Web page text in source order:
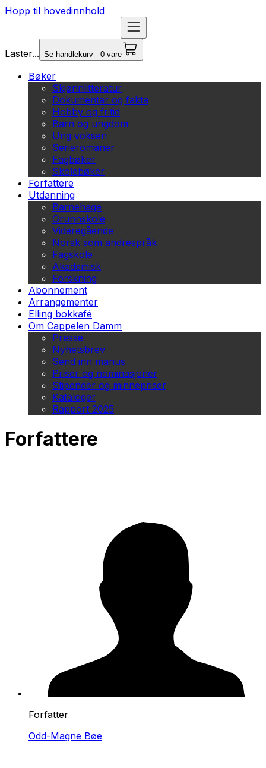
Hopp til hovedinnhold
Laster... Se handlekurv - 0 vare
Bøker
Skjønnlitteratur
Dokumentar og fakta
Hobby og fritid
Barn og ungdom
Ung voksen
Serieromaner
Fagbøker
Skolebøker
Forfattere
Utdanning
Barnehage
Grunnskole
Videregående
Norsk som andrespråk
Fagskole
Akademisk
Forskning
Abonnement
Arrangementer
Elling bokkafé
Om Cappelen Damm
Presse
Nyhetsbrev
Send inn manus
Priser og nominasjoner
Stipender og minnepriser
Kataloger
Rapport 2025
Forfattere
Forfatter
Odd-Magne Bøe